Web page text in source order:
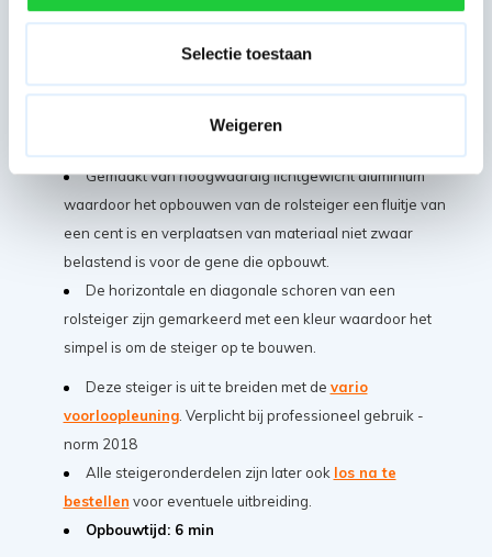
Selectie toestaan
Weigeren
fabrieksgarantie bij ons.
De steiger heeft een buisdikte van 50 mm en een
wanddikte van 2,2 mm wat uitzonderlijke sterk en robuust
Gemaakt van hoogwaardig lichtgewicht aluminium
waardoor het opbouwen van de rolsteiger een fluitje van
een cent is en verplaatsen van materiaal niet zwaar
belastend is voor de gene die opbouwt.
De horizontale en diagonale schoren van een
rolsteiger zijn gemarkeerd met een kleur waardoor het
simpel is om de steiger op te bouwen.
Deze steiger is uit te breiden met de vario
voorloopleuning. Verplicht bij professioneel gebruik -
norm 2018
Alle steigeronderdelen zijn later ook los na te
bestellen voor eventuele uitbreiding.
Opbouwtijd: 6 min